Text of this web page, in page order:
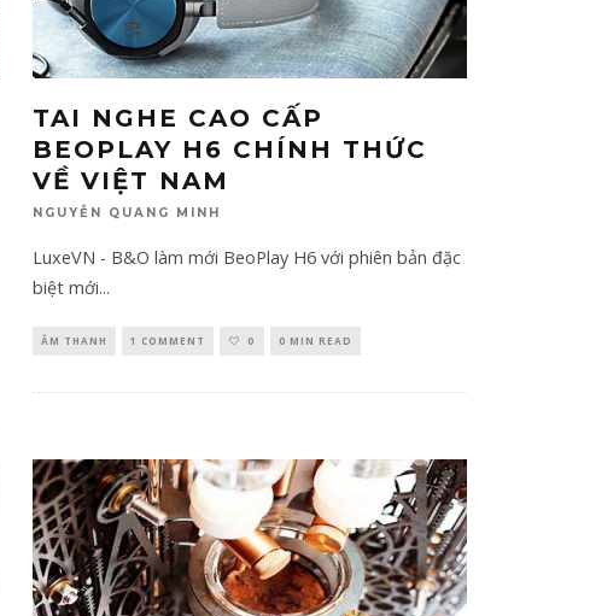
TAI NGHE CAO CẤP
BEOPLAY H6 CHÍNH THỨC
VỀ VIỆT NAM
NGUYỄN QUANG MINH
LuxeVN - B&O làm mới BeoPlay H6 với phiên bản đặc
biệt mới...
ÂM THANH 1 COMMENT 0 0 MIN READ